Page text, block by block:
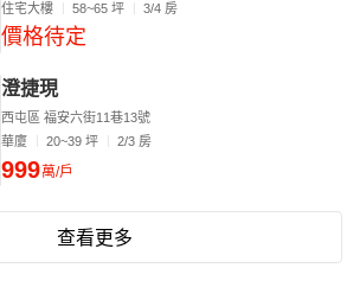
住宅大樓
58~65 坪 3/4 房
價格待定
澄捷現
西屯區 福安六街11巷13號
華廈
20~39 坪 2/3 房
999萬/戶
查看更多